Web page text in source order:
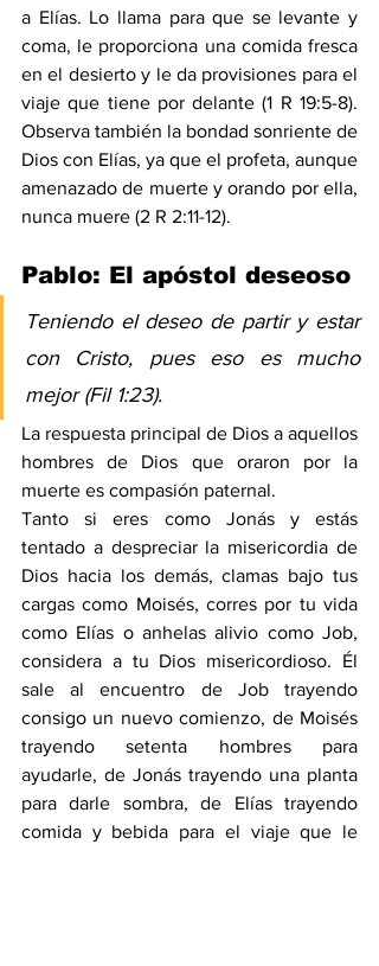
a Elías. Lo llama para que se levante y
coma, le proporciona una comida fresca
en el desierto y le da provisiones para el
viaje que tiene por delante (1 R 19:5-8).
Observa también la bondad sonriente de
Dios con Elías, ya que el profeta, aunque
amenazado de muerte y orando por ella,
nunca muere (2 R 2:11-12).
Pablo: El apóstol deseoso
Teniendo el deseo de partir y estar
con Cristo, pues eso es mucho
mejor (Fil 1:23).
La respuesta principal de Dios a aquellos
hombres de Dios que oraron por la
muerte es compasión paternal.
Tanto si eres como Jonás y estás
tentado a despreciar la misericordia de
Dios hacia los demás, clamas bajo tus
cargas como Moisés, corres por tu vida
como Elías o anhelas alivio como Job,
considera a tu Dios misericordioso. Él
sale al encuentro de Job trayendo
consigo un nuevo comienzo, de Moisés
trayendo setenta hombres para
ayudarle, de Jonás trayendo una planta
para darle sombra, de Elías trayendo
comida y bebida para el viaje que le